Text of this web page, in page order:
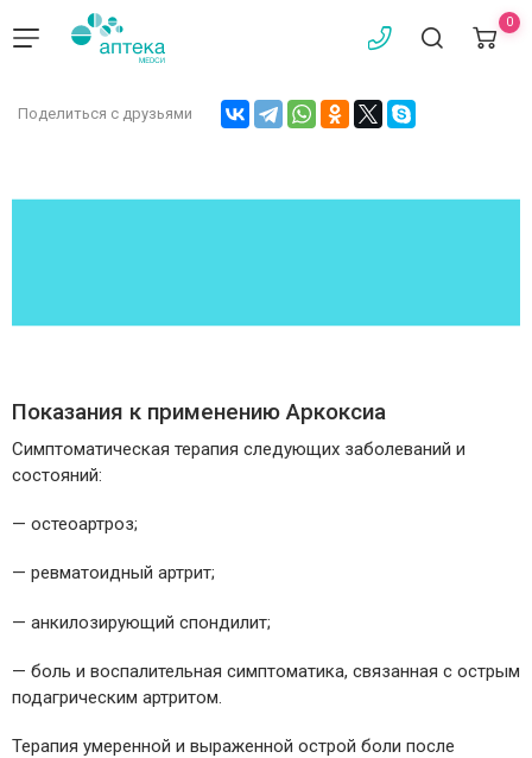
0
Поделиться с друзьями
Показания к применению Аркоксиа
Симптоматическая терапия следующих заболеваний и
состояний:
— остеоартроз;
— ревматоидный артрит;
— анкилозирующий спондилит;
— боль и воспалительная симптоматика, связанная с острым
подагрическим артритом.
Терапия умеренной и выраженной острой боли после